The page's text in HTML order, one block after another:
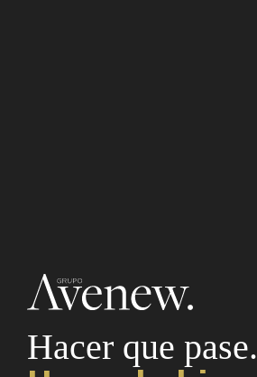
Hacer que pase.